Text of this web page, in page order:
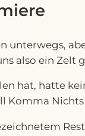
unterwegs,
also ein
hat, hatte
Komma